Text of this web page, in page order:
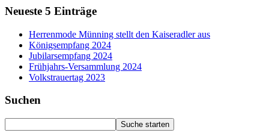
Neueste 5 Einträge
Herrenmode Münning stellt den Kaiseradler aus
Königsempfang 2024
Jubilarsempfang 2024
Frühjahrs-Versammlung 2024
Volkstrauertag 2023
Suchen